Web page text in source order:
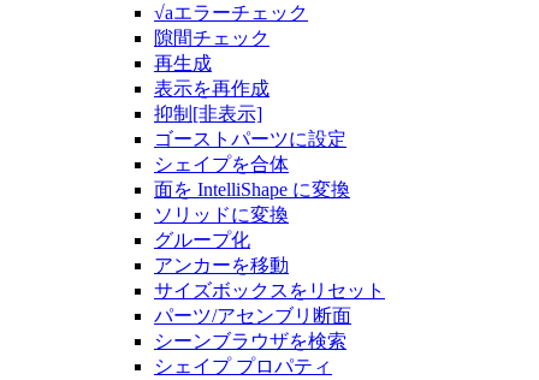
√aエラーチェック
隙間チェック
再生成
表示を再作成
抑制[非表示]
ゴーストパーツに設定
シェイプを合体
面を IntelliShape に変換
ソリッドに変換
グループ化
アンカーを移動
サイズボックスをリセット
パーツ/アセンブリ断面
シーンブラウザを検索
シェイプ プロパティ